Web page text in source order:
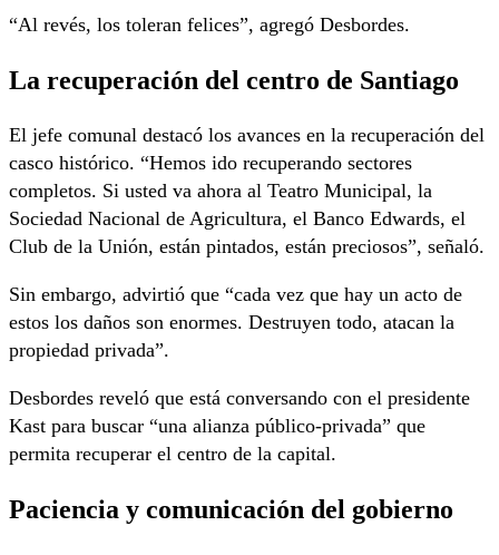
“Al revés, los toleran felices”, agregó Desbordes.
La recuperación del centro de Santiago
El jefe comunal destacó los avances en la recuperación del
casco histórico. “Hemos ido recuperando sectores
completos. Si usted va ahora al Teatro Municipal, la
Sociedad Nacional de Agricultura, el Banco Edwards, el
Club de la Unión, están pintados, están preciosos”, señaló.
Sin embargo, advirtió que “cada vez que hay un acto de
estos los daños son enormes. Destruyen todo, atacan la
propiedad privada”.
Desbordes reveló que está conversando con el presidente
Kast para buscar “una alianza público-privada” que
permita recuperar el centro de la capital.
Paciencia y comunicación del gobierno